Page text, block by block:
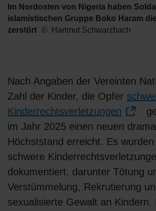
Im Nordosten von Nigeria haben
islamistischen Gruppe Boko Haram
zerstört
Hartmut Schwarzbach
Nach Angaben der Vereinten
Zahl der Kinder, die Opfer
Kinderrechtsverletzungen
im Jahr 2025 einen neuen
Höchststand erreicht. Es
schwere
dokumentiert, darunter Tötung
Verstümmelung, Rekrutierung
sexualisierte Gewalt an Kindern.